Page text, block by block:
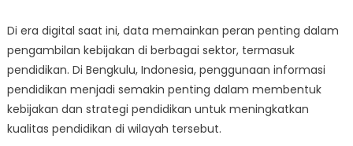
to
Action:
Leveraging
Informasi
Pendidikan
Di era digital saat ini, data memainkan peran penting dalam
pengambilan kebijakan di berbagai sektor, termasuk
pendidikan. Di Bengkulu, Indonesia, penggunaan informasi
pendidikan menjadi semakin penting dalam membentuk
kebijakan dan strategi pendidikan untuk meningkatkan
kualitas pendidikan di wilayah tersebut.